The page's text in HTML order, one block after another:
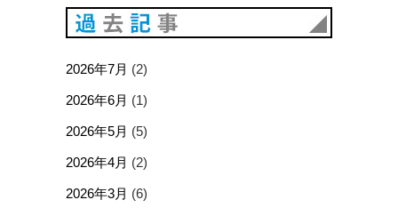
2026年7月 (2)
2026年6月 (1)
2026年5月 (5)
2026年4月 (2)
2026年3月 (6)